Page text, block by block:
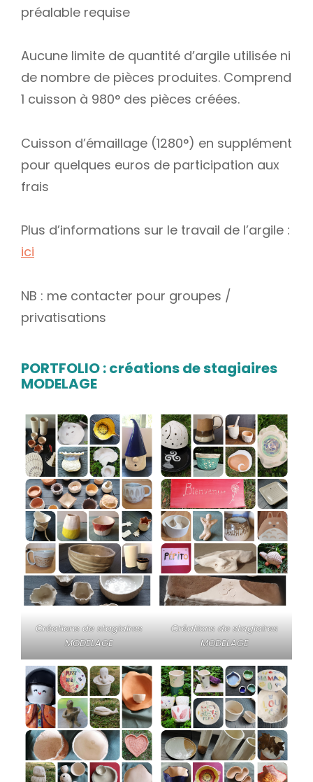
préalable requise
Aucune limite de quantité d’argile utilisée ni
de nombre de pièces produites. Comprend
1 cuisson à 980° des pièces créées.
Cuisson d’émaillage (1280°) en supplément
pour quelques euros de participation aux
frais
Plus d’informations sur le travail de l’argile :
ici
NB : me contacter pour groupes /
privatisations
PORTFOLIO : créations de stagiaires
MODELAGE
Créations de stagiaires
MODELAGE
Créations de stagiaires
MODELAGE